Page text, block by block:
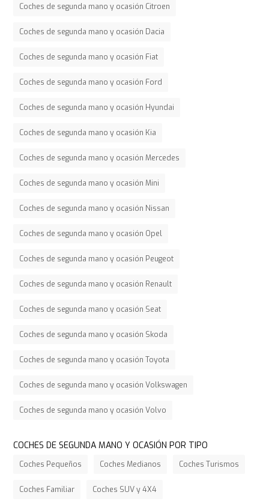
Coches de segunda mano y ocasión Citroen
Coches de segunda mano y ocasión Dacia
Coches de segunda mano y ocasión Fiat
Coches de segunda mano y ocasión Ford
Coches de segunda mano y ocasión Hyundai
Coches de segunda mano y ocasión Kia
Coches de segunda mano y ocasión Mercedes
Coches de segunda mano y ocasión Mini
Coches de segunda mano y ocasión Nissan
Coches de segunda mano y ocasión Opel
Coches de segunda mano y ocasión Peugeot
Coches de segunda mano y ocasión Renault
Coches de segunda mano y ocasión Seat
Coches de segunda mano y ocasión Skoda
Coches de segunda mano y ocasión Toyota
Coches de segunda mano y ocasión Volkswagen
Coches de segunda mano y ocasión Volvo
COCHES DE SEGUNDA MANO Y OCASIÓN POR TIPO
Coches Pequeños Coches Medianos Coches Turismos
Coches Familiar Coches SUV y 4X4